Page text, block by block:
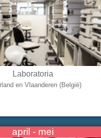
Laboratoria
en Vlaanderen (België)
april - mei